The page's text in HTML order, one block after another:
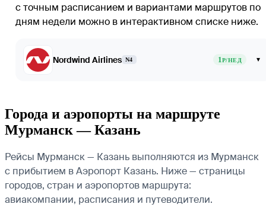
с точным расписанием и вариантами маршрутов по
дням недели можно в интерактивном списке ниже.
Nordwind Airlines N4 1Р/НЕД ▾
Города и аэропорты на маршруте
Мурманск — Казань
Рейсы Мурманск — Казань выполняются из Мурманск
с прибытием в Аэропорт Казань. Ниже — страницы
городов, стран и аэропортов маршрута:
авиакомпании, расписания и путеводители.